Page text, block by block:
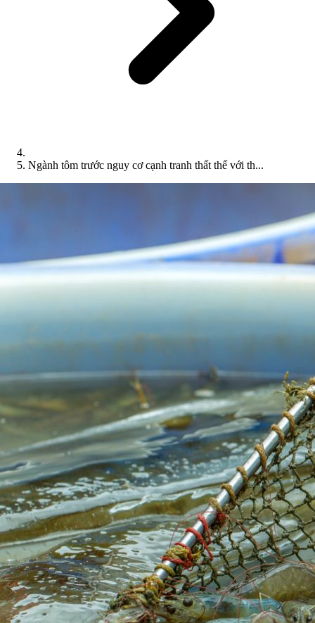
Ngành tôm trước nguy cơ cạnh tranh thất thế với th...